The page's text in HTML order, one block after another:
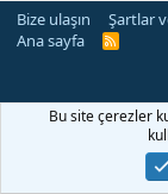
Bize ulaşın Şartlar
Ana sayfa
R
siteleri
Bu site çerezler